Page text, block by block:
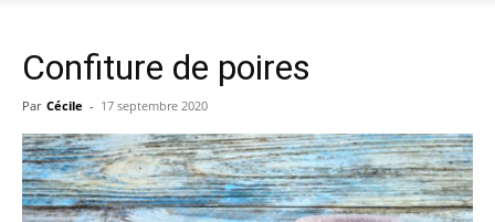
Confiture de poires
Par Cécile - 17 septembre 2020